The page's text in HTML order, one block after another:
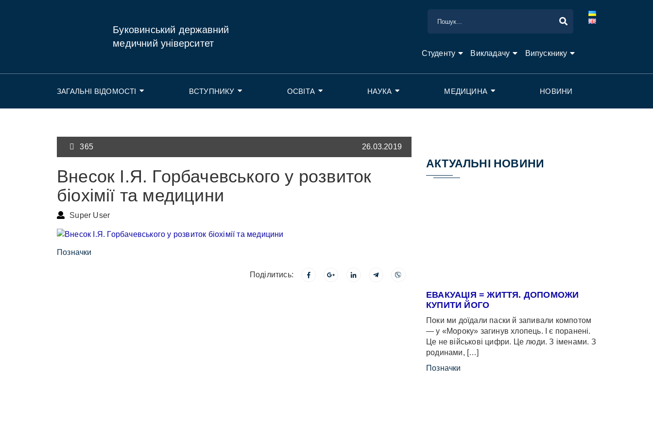
Буковинський державний
медичний університет
Студенту Викладачу Випускнику
ЗАГАЛЬНІ ВІДОМОСТІ ВСТУПНИКУ ОСВІТА НАУКА МЕДИЦИНА НОВИНИ
365 26.03.2019
Внесок І.Я. Горбачевського у розвиток
біохімії та медицини
Super User
Позначки
Поділитись:
АКТУАЛЬНІ НОВИНИ
ЕВАКУАЦІЯ = ЖИТТЯ. ДОПОМОЖИ
КУПИТИ ЙОГО
Поки ми доїдали паски й запивали компотом
— у «Мороку» загинув хлопець. І є поранені.
Це не військові цифри. Це люди. З іменами. З
родинами, […]
Позначки